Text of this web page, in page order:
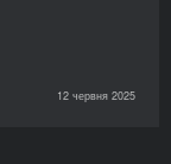
12 червня 2025